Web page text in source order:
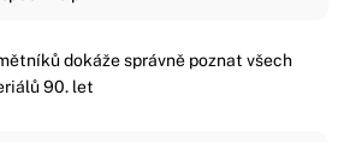
dokáže správně poznat všech
90. let